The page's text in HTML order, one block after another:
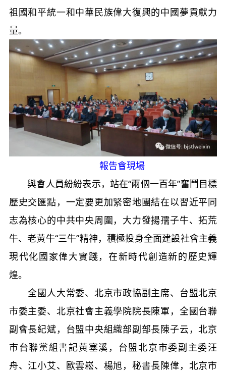
祖國和平統一和中華民族偉大復興的中國夢貢獻力
量。
報告會現場
與會人員紛紛表示，站在“兩個一百年”奮鬥目標
歷史交匯點，一定要更加緊密地團結在以習近平同
志為核心的中共中央周圍，大力發揚孺子牛、拓荒
牛、老黃牛“三牛”精神，積極投身全面建設社會主義
現代化國家偉大實踐，在新時代創造新的歷史輝
煌。
全國人大常委、北京市政協副主席、台盟北京
市委主委、北京社會主義學院院長陳軍，全國台聯
副會長紀斌，台盟中央組織部副部長陳子云，北京
市台聯黨組書記黃塞溪，台盟北京市委副主委汪
舟、江小艾、歐雲崧、楊旭，秘書長陳偉，北京市